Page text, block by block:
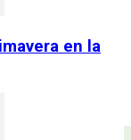
en la